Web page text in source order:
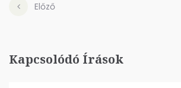
Előző
Kapcsolódó Írások